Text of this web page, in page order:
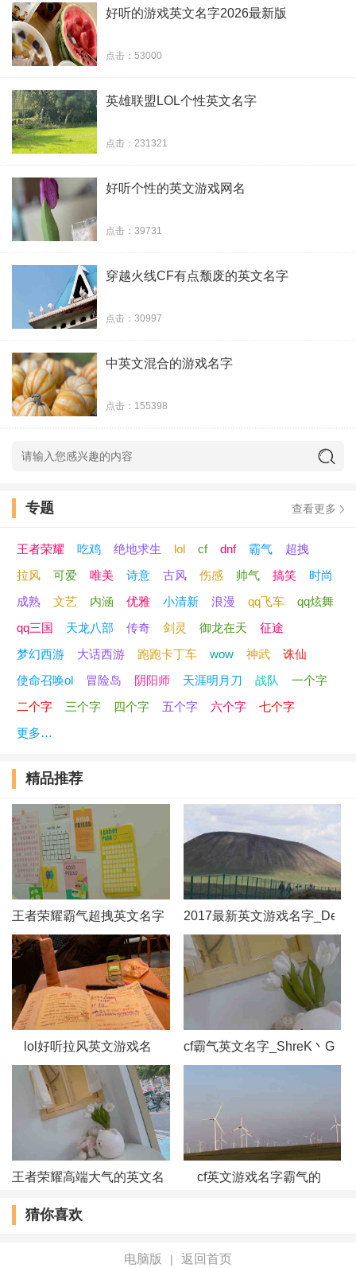
VIP 一家亲
Empress (皇后）
ღPromise you
Arjun
旧事 Reminiscence°
毒药 Posion゜
Kim Jae joong
Love^SUK
Queen （女王）
translucent半透明°
A monologue. 独白
肆虐ヽ Ragingヽ
Cold-blooded 凉薄
sumnus 薄情。
Red Heart
famine 荒年
Strange、怪咖
Starry°（星空）
尘埃落定－Somnr
The swells[暗涌]
Mo north[蓦北]
On the sea[踏海]
GDRAGON
雨夜--Amaya
Angel （天使）
Thron heat, 刺心’
二分之一梦°Paris
Grown Woman
The queen°
荒年 Memory 〆
好听的游戏英文名字2026最新版
点击：53000
英雄联盟LOL个性英文名字
点击：231321
好听个性的英文游戏网名
点击：39731
穿越火线CF有点颓废的英文名字
点击：30997
中英文混合的游戏名字
点击：155398
专题 查看更多
王者荣耀 吃鸡 绝地求生 lol cf dnf 霸气
超拽
拉风
可爱 唯美 诗意 古风 伤感 帅气 搞笑
时尚
成熟
文艺 内涵 优雅 小清新 浪漫 qq飞车
qq炫舞
qq三国
天龙八部 传奇 剑灵 御龙在天
征途
梦幻西游
大话西游 跑跑卡丁车 wow 神武
诛仙
使命召唤ol
冒险岛 阴阳师 天涯明月刀 战队
一个字
二个字
三个字 四个字 五个字 六个字
七个字
更多…
精品推荐
王者荣耀霸气超拽英文名字 2017最新英文游戏名字
lol好听拉风英文游戏名 cf霸气英文名字_ShreK丶God
王者荣耀高端大气的英文名字 cf英文游戏名字霸气的
猜你喜欢
电脑版 | 返回首页